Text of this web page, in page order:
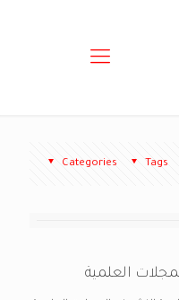
Categories Tags
العلمية